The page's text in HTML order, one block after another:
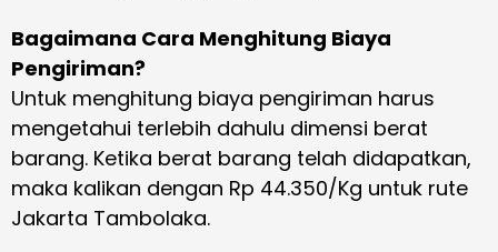
Bagaimana Cara Menghitung Biaya
Pengiriman?
Untuk menghitung biaya pengiriman harus
mengetahui terlebih dahulu dimensi berat
barang. Ketika berat barang telah didapatkan,
maka kalikan dengan Rp 44.350/Kg untuk rute
Jakarta Tambolaka.